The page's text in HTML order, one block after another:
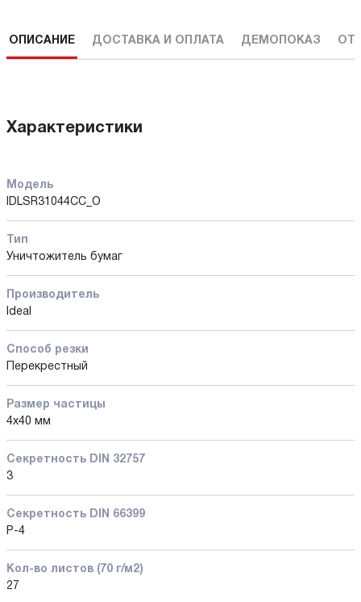
ОПИСАНИЕ ДОСТАВКА И ОПЛАТА ДЕМОПОКАЗ
Характеристики
Модель
IDLSR31044CC_O
Тип
Уничтожитель бумаг
Производитель
Ideal
Способ резки
Перекрестный
Размер частицы
4x40 мм
Секретность DIN 32757
3
Секретность DIN 66399
P-4
Кол-во листов (70 г/м2)
27